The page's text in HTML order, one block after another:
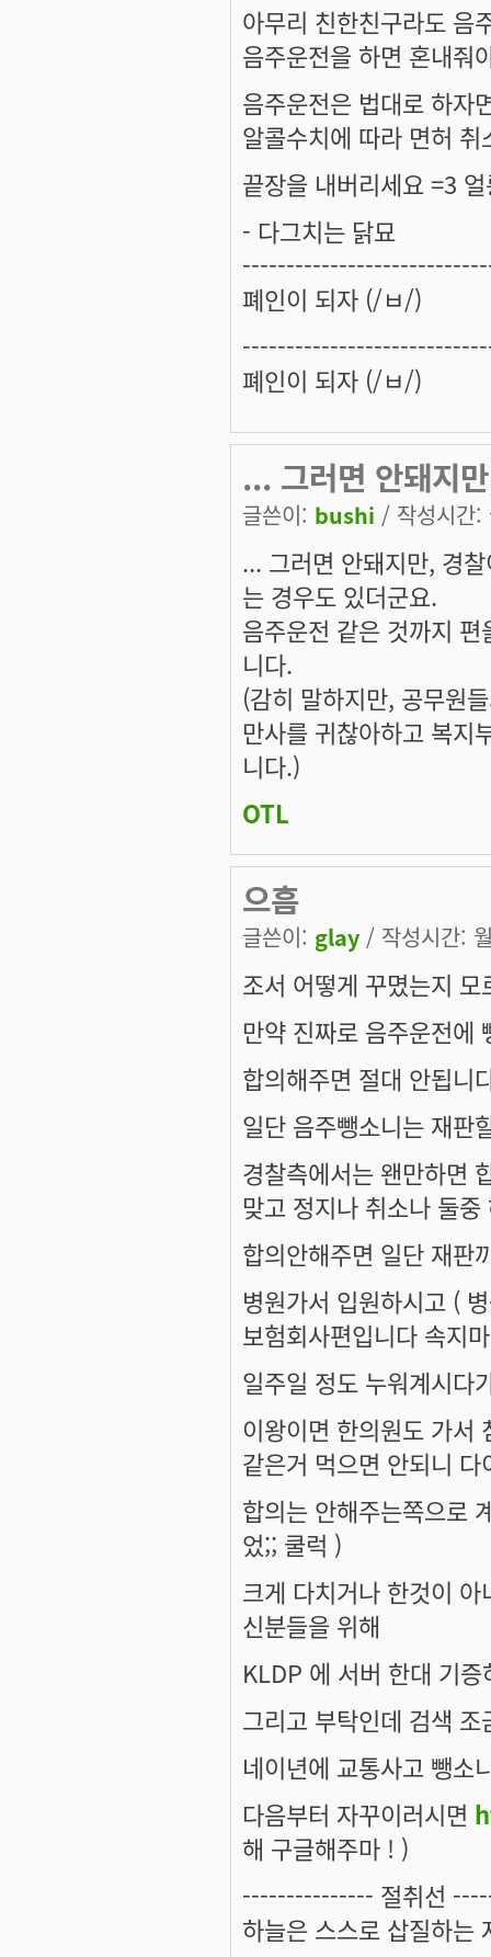
아무리 친한친구라도 음
음주운전을 하면 혼내줘
음주운전은 법대로 하자
알콜수치에 따라 면허
끝장을 내버리세요 =3
- 다그치는 닭묘
폐인이 되자 (/ㅂ/)
폐인이 되자 (/ㅂ/)
... 그러면 안돼지
글쓴이: bushi / 작성시간
... 그러면 안돼지만, 경
는 경우도 있더군요.
음주운전 같은 것까지
니다.
(감히 말하지만, 공무원
만사를 귀찮아하고 복지
니다.)
OTL
으흠
글쓴이: glay / 작성시간:
조서 어떻게 꾸몄는지 모
만약 진짜로 음주운전에
합의해주면 절대 안됩니
일단 음주뺑소니는 재판
경찰측에서는 왠만하면
맞고 정지나 취소나 둘
합의안해주면 일단 재판
병원가서 입원하시고 (
보험회사편입니다 속지
일주일 정도 누워계시다
이왕이면 한의원도 가서
같은거 먹으면 안되니
합의는 안해주는쪽으로
었;; 쿨럭 )
크게 다치거나 한것이
신분들을 위해
KLDP 에 서버 한대 기
그리고 부탁인데 검색
네이년에 교통사고 뺑소
다음부터 자꾸이러시면
해 구글해주마 ! )
--------------- 절취선
하늘은 스스로 삽질하는